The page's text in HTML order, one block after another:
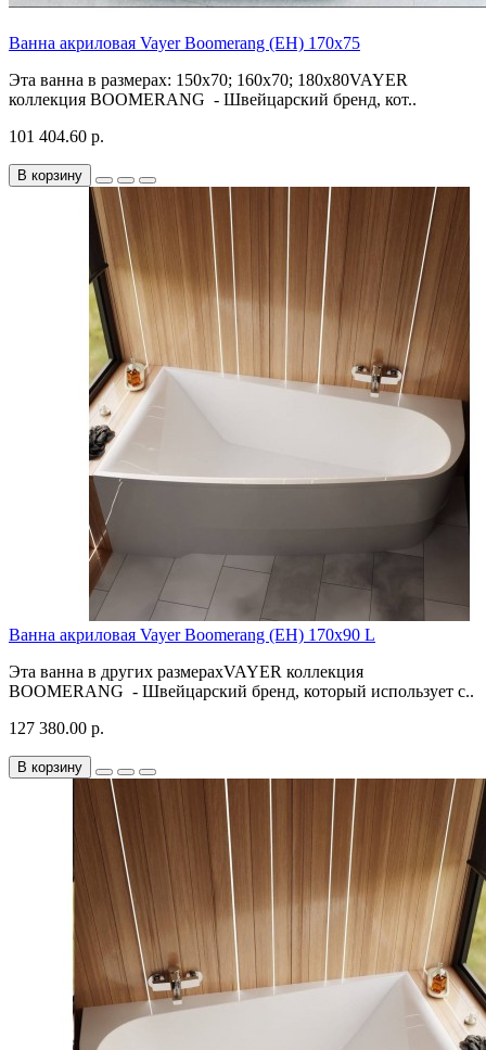
Ванна акриловая Vayer Boomerang (EH) 170x75
Эта ванна в размерах: 150х70; 160х70; 180х80VAYER
коллекция BOOMERANG - Швейцарский бренд, кот..
101 404.60 р.
В корзину
Ванна акриловая Vayer Boomerang (EH) 170x90 L
Эта ванна в других размерахVAYER коллекция
BOOMERANG - Швейцарский бренд, который использует с..
127 380.00 р.
В корзину